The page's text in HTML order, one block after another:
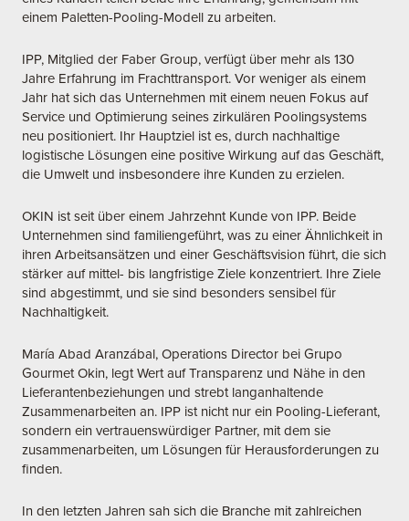
einem Paletten-Pooling-Modell zu arbeiten.
IPP, Mitglied der Faber Group, verfügt über mehr als 130
Jahre Erfahrung im Frachttransport. Vor weniger als einem
Jahr hat sich das Unternehmen mit einem neuen Fokus auf
Service und Optimierung seines zirkulären Poolingsystems
neu positioniert. Ihr Hauptziel ist es, durch nachhaltige
logistische Lösungen eine positive Wirkung auf das Geschäft,
die Umwelt und insbesondere ihre Kunden zu erzielen.
OKIN ist seit über einem Jahrzehnt Kunde von IPP. Beide
Unternehmen sind familiengeführt, was zu einer Ähnlichkeit in
ihren Arbeitsansätzen und einer Geschäftsvision führt, die sich
stärker auf mittel- bis langfristige Ziele konzentriert. Ihre Ziele
sind abgestimmt, und sie sind besonders sensibel für
Nachhaltigkeit.
María Abad Aranzábal, Operations Director bei Grupo
Gourmet Okin, legt Wert auf Transparenz und Nähe in den
Lieferantenbeziehungen und strebt langanhaltende
Zusammenarbeiten an. IPP ist nicht nur ein Pooling-Lieferant,
sondern ein vertrauenswürdiger Partner, mit dem sie
zusammenarbeiten, um Lösungen für Herausforderungen zu
finden.
In den letzten Jahren sah sich die Branche mit zahlreichen